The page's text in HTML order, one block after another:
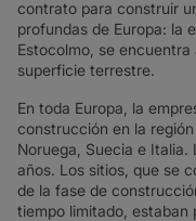
contrato para construir
profundas de Europa: la
Estocolmo, se
superficie terrestre.
En toda Europa, la
construcción en la
Noruega, Suecia e
años. Los sitios, que se
de la fase de
tiempo limitado, estaban